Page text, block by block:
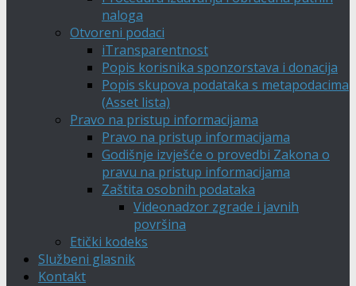
naloga
Otvoreni podaci
iTransparentnost
Popis korisnika sponzorstava i donacija
Popis skupova podataka s metapodacima
(Asset lista)
Pravo na pristup informacijama
Pravo na pristup informacijama
Godišnje izvješće o provedbi Zakona o
pravu na pristup informacijama
Zaštita osobnih podataka
Videonadzor zgrade i javnih
površina
Etički kodeks
Službeni glasnik
Kontakt